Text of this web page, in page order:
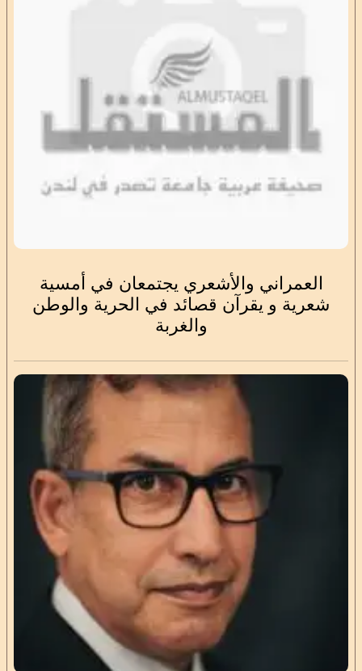
العمراني والأشعري يجتمعان في أمسية
شعرية و يقرآن قصائد في الحرية والوطن
والغربة